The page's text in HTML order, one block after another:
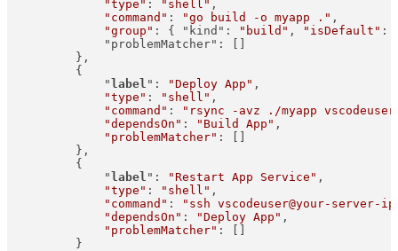
"type" : "shell" ,
"command" : "go build -o myapp ." ,
"group" : { "kind": "build" , "isDefault" :
            "problemMatcher": []
        },
        {
            "
label ": "Deploy App" ,
"type" : "shell" ,
"command" :
"rsync -avz ./myapp
"dependsOn" : "Build App" ,
"problemMatcher" : []
        },
        {
            "
label ": "Restart App Service" ,
"type" : "shell" ,
"command" :
"ssh vscodeuser@your-
"dependsOn" : "Deploy App" ,
"problemMatcher" : []
        }